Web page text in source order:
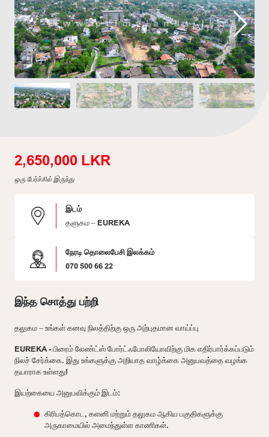
2,650,000 LKR
ஒரு பேர்ச்சில் இருந்து
இடம்
தளுகம – EUREKA
நேரடி தொலைபேசி இலக்கம்
070 500 66 22
இந்த சொத்து பற்றி
தலுகம – உங்கள் கனவு நிலத்திற்கு ஒரு அற்புதமான வாய்ப்பு
EUREKA - பிரைம் லேண்ட்ஸ் போர்ட்ஃபோலியோவிற்கு மிக எதிர்பார்க்கப்படும்
நிலச் சேர்க்கை. இது உங்களுக்கு அறியாத வாழ்க்கை அனுபவத்தை வழங்க
தயாராக உள்ளது!
இயற்கையை அனுபவிக்கும் இடம்:
கிரிபத்கொட, களனி மற்றும் தலுகம ஆகிய பகுதிகளுக்கு
அருகாமையில் அமைந்துள்ள காணிகள்.